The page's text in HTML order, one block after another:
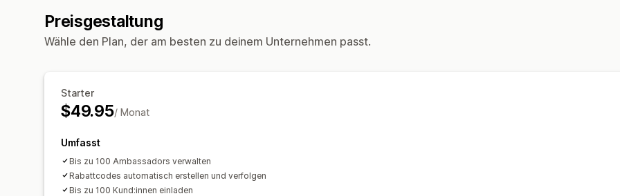
Preisgestaltung
Wähle den Plan, der am besten zu deinem Unternehmen passt.
Starter
$49.95/ Monat
Umfasst
Bis zu 100 Ambassadors verwalten
Rabattcodes automatisch erstellen und verfolgen
Bis zu 100 Kund:innen einladen